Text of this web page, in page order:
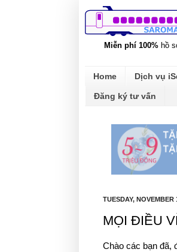
Miễn phí 100% hồ
Home Dịch vụ
Đăng ký tư vấn
TUESDAY, NOVEMBER
MỌI ĐIỀU
Chào các bạn đã,